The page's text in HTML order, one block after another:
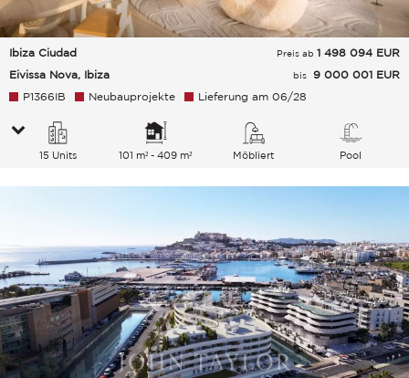
Ibiza Ciudad
Eivissa Nova, Ibiza
Preis ab 1 498 094 EUR
bis 9 000 001 EUR
P1366IB
Neubauprojekte Lieferung am 06/28
15 Units 101 m² - 409 m² Möbliert Pool